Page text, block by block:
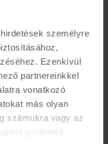
személyre
Ezenkívül
partnereinkkel
vonatkozó
más olyan
számukra vagy az
gyűjtöttek.